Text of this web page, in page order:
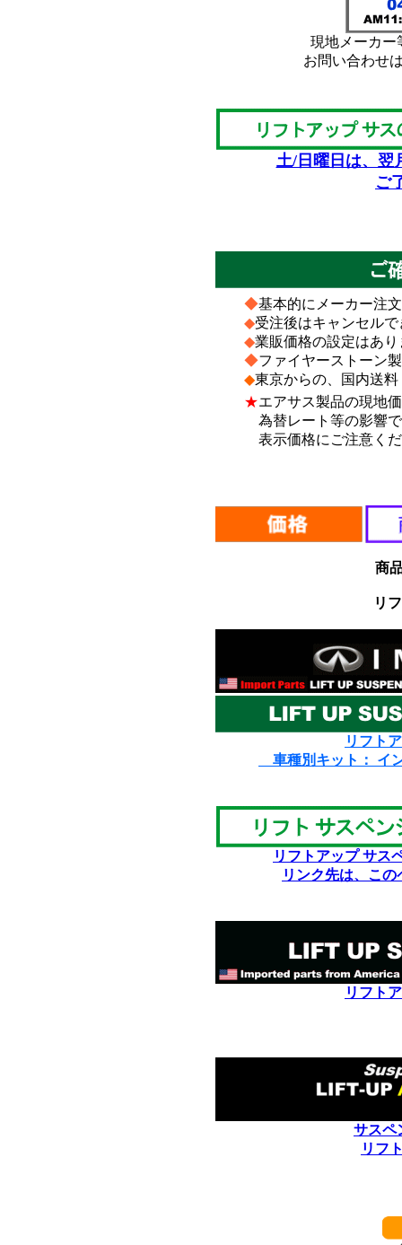
現地メーカー
お問い合わせ
土/日曜日は、翌
ご
◆基本的にメーカー注
◆受注後はキャンセル
◆業販価格の設定はあ
◆ファイヤーストーン
◆東京からの、国内送
★エアサス製品の現地
為替レート等の影響で
表示価格にご注意くだ
商
リ
リフト
車種別キット： イ
リフトアップ サス
リンク先は、こ
リフト
サスペ
リフ